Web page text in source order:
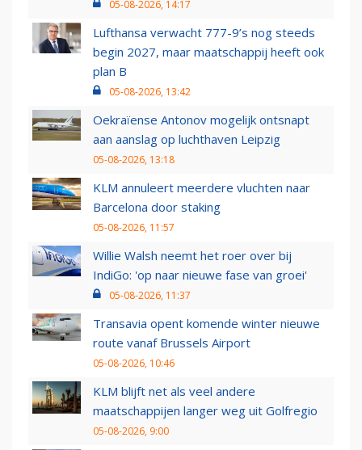
05-08-2026, 14:17
Lufthansa verwacht 777-9’s nog steeds
begin 2027, maar maatschappij heeft ook
plan B
05-08-2026, 13:42
Oekraïense Antonov mogelijk ontsnapt
aan aanslag op luchthaven Leipzig
05-08-2026, 13:18
KLM annuleert meerdere vluchten naar
Barcelona door staking
05-08-2026, 11:57
Willie Walsh neemt het roer over bij
IndiGo: 'op naar nieuwe fase van groei'
05-08-2026, 11:37
Transavia opent komende winter nieuwe
route vanaf Brussels Airport
05-08-2026, 10:46
KLM blijft net als veel andere
maatschappijen langer weg uit Golfregio
05-08-2026, 9:00